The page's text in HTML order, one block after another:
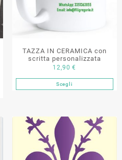
TAZZA IN CERAMICA con
scritta personalizzata
12,90€
ScegliQuesto
più
varianti.
opzioni